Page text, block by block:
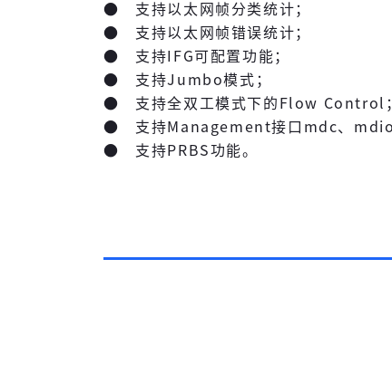
● 支持以太网帧分类统计；
● 支持以太网帧错误统计；
● 支持IFG可配置功能；
● 支持Jumbo模式；
● 支持全双工模式下的Flow Control
● 支持Management接口mdc、mdio
● 支持PRBS功能。